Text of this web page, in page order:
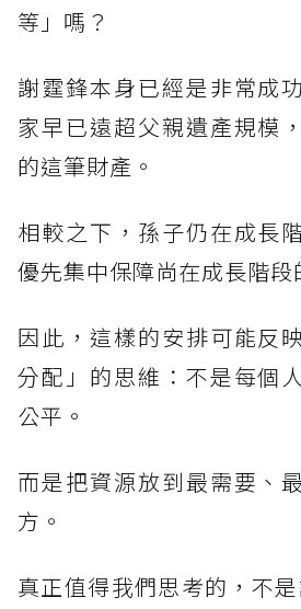
等」嗎？
謝霆鋒本身已經是非常成
家早已遠超父親遺產規模
的這筆財產。
相較之下，孫子仍在成長
優先集中保障尚在成長階段
因此，這樣的安排可能反
分配」的思維：不是每個
公平。
而是把資源放到最需要、
方。
真正值得我們思考的，不